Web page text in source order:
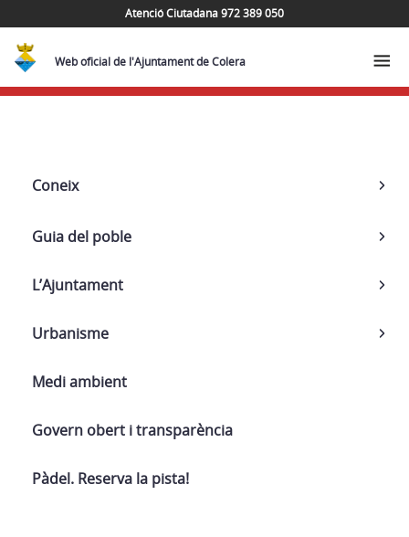
Atenció Ciutadana 972 389 050
Web oficial de l'Ajuntament de Colera
Navega
Coneix
Guia del poble
L’Ajuntament
Urbanisme
Medi ambient
Govern obert i transparència
Pàdel. Reserva la pista!